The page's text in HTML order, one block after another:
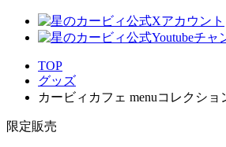
TOP
グッズ
カービィカフェ menuコレクシ
限定販売